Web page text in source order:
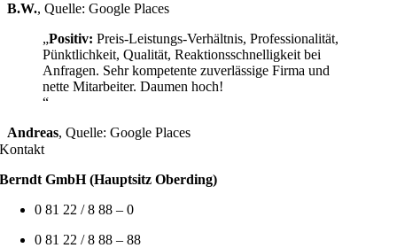
B.W., Quelle: Google Places
„Positiv: Preis-Leistungs-Verhältnis, Professionalität,
Pünktlichkeit, Qualität, Reaktionsschnelligkeit bei
Anfragen. Sehr kompetente zuverlässige Firma und
nette Mitarbeiter. Daumen hoch!
“
Andreas, Quelle: Google Places
Kontakt
Berndt GmbH (Hauptsitz Oberding)
0 81 22 / 8 88 – 0
0 81 22 / 8 88 – 88